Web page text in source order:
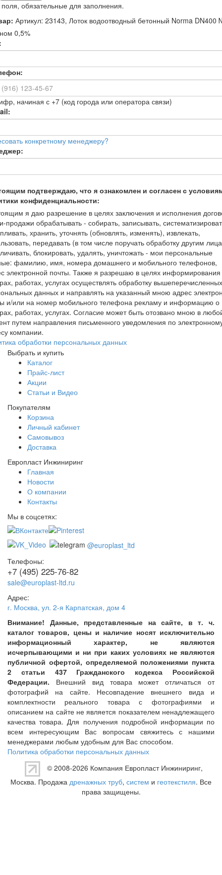
обязательные для заполнения.
Артикул: 23143, Лоток водоотводный бетонный Norma DN400
0,5%
начиная с +7 (код города или оператора связи)
конкретному менеджеру?
подтверждаю, что я ознакомлен и согласен с
конфиденциальности:
я даю разрешение в целях заключения и исполнения
продажи обрабатывать - собирать, записывать,
хранить, уточнять (обновлять, изменять), извлекать,
передавать (в том числе поручать обработку другим
блокировать, удалять, уничтожать - мои персональные
фамилию, имя, номера домашнего и мобильного телефонов,
электронной почты. Также я разрешаю в целях
работах, услугах осуществлять обработку вышеперечисленных
данных и направлять на указанный мною адрес
и/или на номер мобильного телефона рекламу и информацию о
работах, услугах. Согласие может быть отозвано мною в
путем направления письменного уведомления по
компании.
обработки персональных данных
Выбрать и купить
Каталог
Прайс-лист
Акции
Статьи и Видео
Покупателям
Корзина
Личный кабинет
Самовывоз
Доставка
Европласт Инжиниринг
Главная
Новости
О компании
Контакты
Мы в соцсетях:
@europlast_ltd
Телефоны:
+7 (495) 225-76-82
sale@europlast-ltd.ru
Адрес:
г. Москва, ул. 2-я Карпатская, дом 4
Внимание! Данные, представленные на сайте, в т. ч.
каталог товаров, цены и наличие носят исключительно
информационный характер, не являются
исчерпывающими и ни при каких условиях не являются
публичной офертой, определяемой положениями пункта
2 статьи 437 Гражданского кодекса Российской
Федерации. Внешний вид товара может отличаться от
фотографий на сайте. Несовпадение внешнего вида и
комплектности реального товара с фотографиями и
описанием на сайте не является показателем ненадлежащего
качества товара. Для получения подробной информации по
всем интересующим Вас вопросам свяжитесь с нашими
менеджерами любым удобным для Вас способом.
Политика обработки персональных данных
© 2008-2026 Компания Европласт Инжиниринг,
Москва. Продажа дренажных труб, систем и геотекстиля. Все
права защищены.